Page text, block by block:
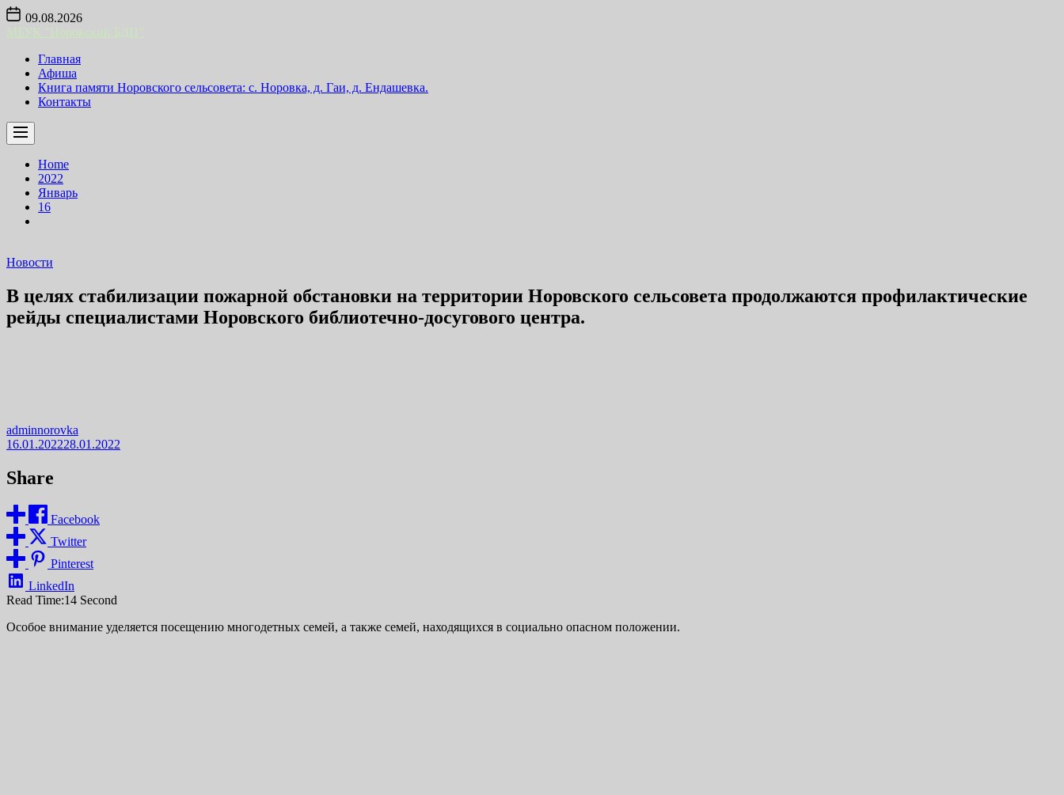
Skip
content
09.08.2026
Главная
Афиша
Книга памяти Норовского сельсовета: с. Норовка, д. Гаи, д. Ендашевка.
Контакты
Home
2022
Январь
16
Новости
В целях стабилизации пожарной обстановки на территории Норовского сельсовета продолжаются профилактические
рейды специалистами Норовского библиотечно-досугового центра.
adminnorovka
16.01.202228.01.2022
Share
Facebook
Twitter
Pinterest
LinkedIn
Read Time:14 Second
Особое внимание уделяется посещению многодетных семей, а также семей, находящихся в социально опасном положении.